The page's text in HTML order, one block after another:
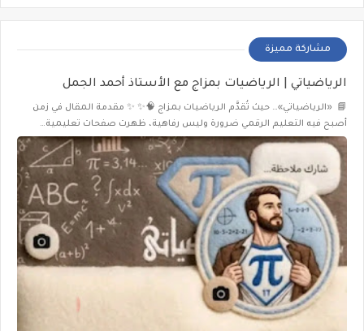
مشاركة مميزة
الرياضياتي | الرياضيات بمزاج مع الأستاذ أحمد الجمل
📘 «الرياضياتي»… حيث تُقدَّم الرياضيات بمزاج 🧠✨ ✨ مقدمة المقال في زمن
أصبح فيه التعليم الرقمي ضرورة وليس رفاهية، ظهرت صفحات تعليمية…